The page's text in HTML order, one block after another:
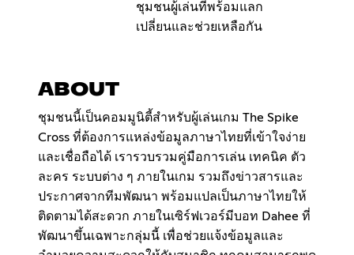
ชุมชนผู้เล่นที่พร้อมแลก
เปลี่ยนและช่วยเหลือกัน
ABOUT
ชุมชนนี้เป็นคอมมูนิตี้สำหรับผู้เล่นเกม The Spike
Cross ที่ต้องการแหล่งข้อมูลภาษาไทยที่เข้าใจง่าย
และเชื่อถือได้ เรารวบรวมคู่มือการเล่น เทคนิค ตัว
ละคร ระบบต่าง ๆ ภายในเกม รวมถึงข่าวสารและ
ประกาศจากทีมพัฒนา พร้อมแปลเป็นภาษาไทยให้
ติดตามได้สะดวก ภายในเซิร์ฟเวอร์มีบอท Dahee ที่
พัฒนาขึ้นเฉพาะกลุ่มนี้ เพื่อช่วยแจ้งข้อมูลและ